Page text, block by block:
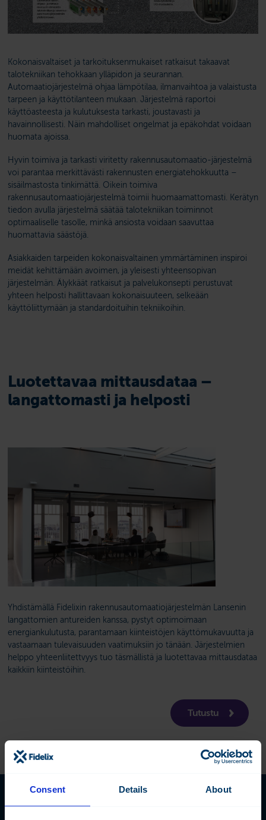
Consent Details About
Kokonaisvaltaiset ja tarkoituksenmukaiset ratkaisut takaavat
talotekniikan tehokkaan ylläpidon ja seurannan.
Automaatiojärjestelmä ohjaa lämpötilaa, ilmanvaihtoa ja valaistusta
tarpeen ja käyttötilanteen mukaan. Järjestelmä raportoi
käyttöasteesta ja kulutuksesta tarkasti, joustavasti ja
havainnollisesti. Näin mahdolliset ongelmat ja epäkohdat voidaan
huomata ajoissa.
Hyvin toimiva ja tarkasti viritetty rakennusautomaatio-järjestelmä
voi parantaa merkittävästi rakennusten energiatehokkuutta –
sisäilmastosta tinkimättä. Oikein toimiva
rakennusautomaatiojärjestelmä toimii huomaamattomasti. Kerätyn
tiedon avulla järjestelmä säätää talotekniikan toiminnot
optimaaliselle tasolle, minkä ansiosta voidaan saavuttaa
huomattavia säästöjä.
Asiakkaiden tarpeiden kokonaisvaltainen ymmärtäminen inspiroi
meidät kehittämään avoimen, ja yleisesti yhteensopivan
järjestelmän. Älykkäät ratkaisut ja palvelukonsepti perustuvat
yhteen helposti hallittavaan kokonaisuuteen, selkeään
käyttöliittymään ja standardoituihin tekniikoihin.
Luotettavaa mittausdataa –
langattomasti ja helposti
Yhdistämällä Fidelixin rakennusautomaatiojärjestelmän Lansenin
langattomien antureiden kanssa, pystyt optimoimaan
energiankulutusta, parantamaan kiinteistöjen käyttömukavuutta ja
vastaamaan tulevaisuuden vaatimuksiin jo tänään. Järjestelmien
helppo yhteenliitettvyys tuo täsmällistä ja luotettavaa mittausdataa
kaikkiin kiinteistöihin.
Tutustu